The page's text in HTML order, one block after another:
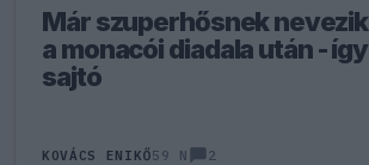
Már szuperhősnek
a monacói diadala után -
sajtó
KOVÁCS ENIKŐ59 N 2